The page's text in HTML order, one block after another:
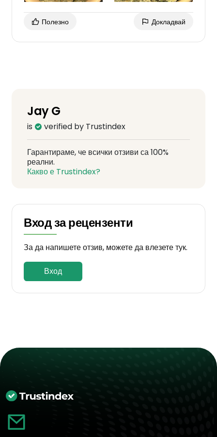
Полезно Докладвай
Jay G
is verified by Trustindex
Гарантираме, че всички отзиви са 100%
реални.
Какво е Trustindex?
Вход за рецензенти
За да напишете отзив, можете да влезете тук.
Вход